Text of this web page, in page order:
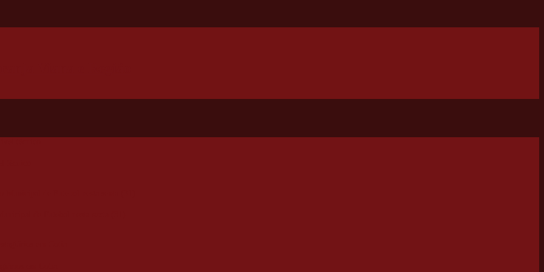
Viana e Região